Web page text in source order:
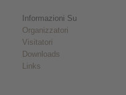
Informazioni Su
Organizzatori
Visitatori
Downloads
Links